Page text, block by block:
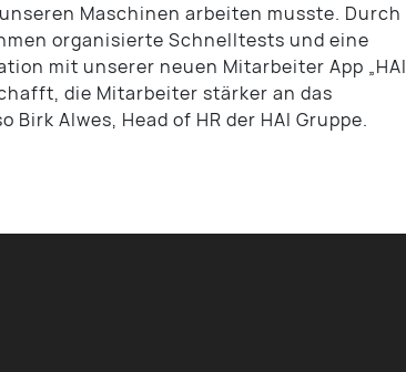
Maschinen arbeiten musste. Durch
organisierte Schnelltests und eine
mit unserer neuen Mitarbeiter App „HAI
die Mitarbeiter stärker an das
Birk Alwes, Head of HR der HAI Gruppe.